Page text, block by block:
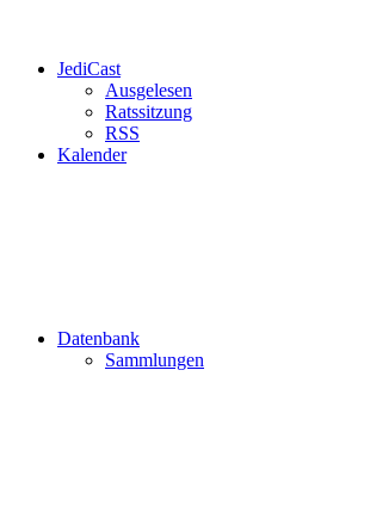
JediCast
Ausgelesen
Ratssitzung
RSS
Kalender
Datenbank
Sammlungen